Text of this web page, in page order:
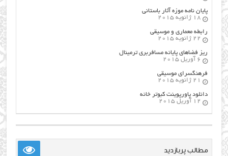
پایان نامه موزه آثار باستانی
18 ژانویه 2015
رابطه معماری و موسیقی
22 ژانویه 2015
ریز فضاهای پایانه مسافربری ترمینال
6 آوریل 2015
فرهنگسراي موسيقي
21 ژانویه 2015
دانلود پاورپوینت کبوتر خانه
12 آوریل 2015
مطالب پربازدید